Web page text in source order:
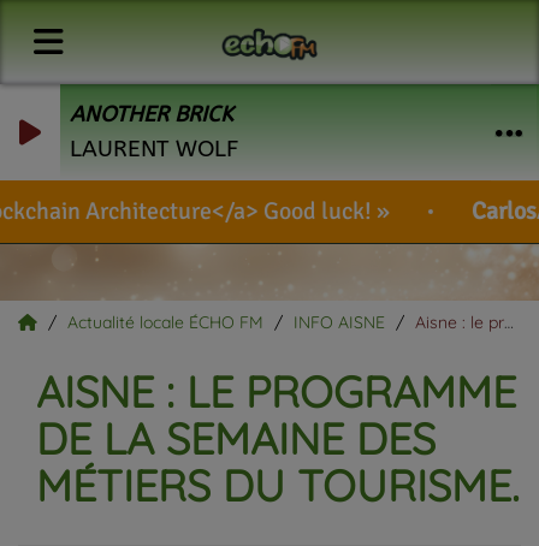
ANOTHER BRICK
LAURENT WOLF
Architecture</a> Good luck! CarlosAnalf
Actualité locale ÉCHO FM INFO AISNE Aisne : le programme de la Semaine des métiers du tourisme.
AISNE : LE PROGRAMME
DE LA SEMAINE DES
MÉTIERS DU TOURISME.